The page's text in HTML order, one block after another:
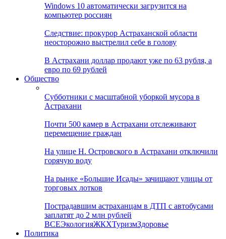
Windows 10 автоматически загрузится на
компьютер россиян
Следствие: прокурор Астраханской области
неосторожно выстрелил себе в голову
В Астрахани доллар продают уже по 63 рубля, а
евро по 69 рублей
Общество
Субботники с масштабной уборкой мусора в
Астрахани
Почти 500 камер в Астрахани отслеживают
перемещение граждан
На улице Н. Островского в Астрахани отключили
горячую воду
На рынке «Большие Исады» зачищают улицы от
торговых лотков
Пострадавшим астраханцам в ДТП с автобусами
заплатят до 2 млн рублей
ВСЕЭкологияЖКХТуризмЗдоровье
Политика